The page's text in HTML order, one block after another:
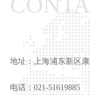
地址：上海浦东新区
电话：021-51619885